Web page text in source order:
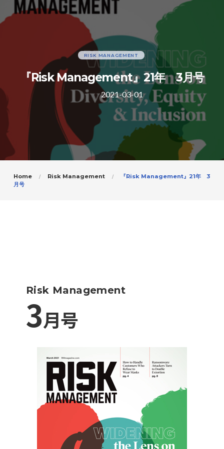
RISK MANAGEMENT
『Risk Management』21年 3月号
2021-03-01
Home Risk Management
『Risk Management』21年 3
月号
Risk Management
3月号